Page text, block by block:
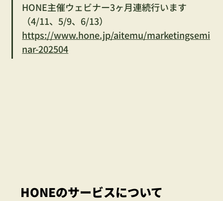
HONE主催ウェビナー3ヶ月連続行います
（4/11、5/9、6/13）
https://www.hone.jp/aitemu/marketingsemi
nar-202504
HONEのサービスについて